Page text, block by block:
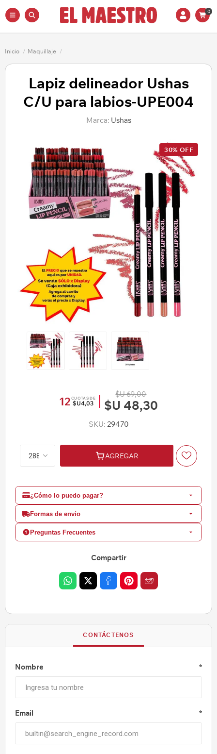
0
Inicio / Maquillaje /
Lapiz delineador Ushas
C/U para labios-UPE004
Marca: Ushas
30% OFF
12 CUOTAS DE
$U4,03
$U 69,00
$U 48,30
SKU: 29470
AGREGAR
¿Cómo lo puedo pagar?
Formas de envío
Preguntas Frecuentes
Compartir
CONTÁCTENOS
Nombre *
Email *